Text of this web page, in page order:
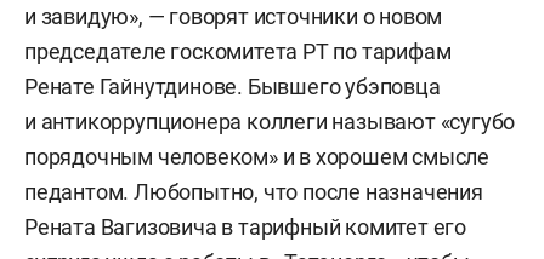
и завидую», — говорят источники о новом
председателе госкомитета РТ по тарифам
Ренате Гайнутдинове. Бывшего убэповца
и антикоррупционера коллеги называют «сугубо
порядочным человеком» и в хорошем смысле
педантом. Любопытно, что после назначения
Рената Вагизовича в тарифный комитет его